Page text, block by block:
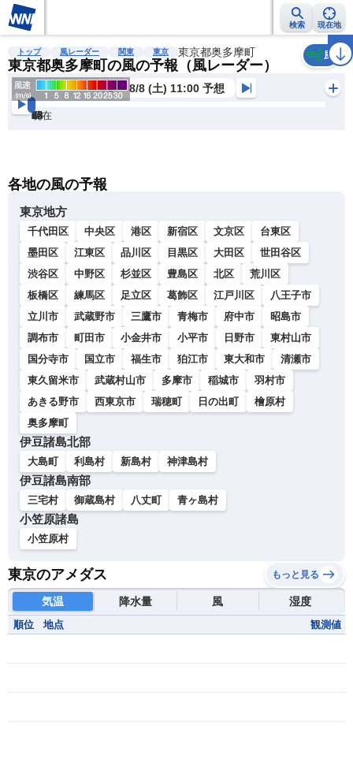
検索 現在地
雨雲レーダー 台風情報 地震情報 警報・注意報 2週間天気 ラ
トップ 風レーダー 関東 東京 東京都奥多摩町
東京都奥多摩町の風の予報（風レーダー）
風
8/8 (土) 11:00 予想
現在
6h
12
24
36
48
60
72
各地の風の予報
東京地方
千代田区 中央区 港区 新宿区 文京区
台東区
墨田区
江東区 品川区 目黒区 大田区
世田谷区
渋谷区
中野区 杉並区 豊島区 北区
荒川区
板橋区
練馬区 足立区 葛飾区 江戸川区
八王子市
立川市
武蔵野市 三鷹市 青梅市 府中市
昭島市
調布市
町田市 小金井市 小平市 日野市
東村山市
国分寺市
国立市 福生市 狛江市 東大和市
清瀬市
東久留米市
武蔵村山市 多摩市 稲城市
羽村市
あきる野市
西東京市 瑞穂町 日の出町
檜原村
奥多摩町
伊豆諸島北部
大島町 利島村 新島村 神津島村
伊豆諸島南部
三宅村 御蔵島村 八丈町 青ヶ島村
小笠原諸島
小笠原村
東京のアメダス もっと見る
気温 降水量 風 湿度
順位 地点 観測値